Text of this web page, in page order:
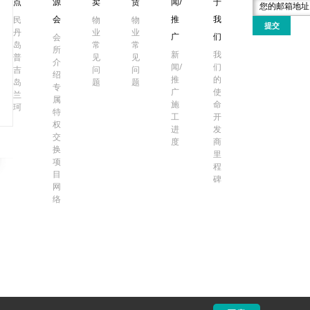
民
丹
岛
普
吉
岛
兰
珂
会
会
所
介
绍
专
属
特
权
交
换
项
目
网
络
物
业
常
见
问
题
物
业
常
见
问
题
推
广
新
闻/
推
广
施
工
进
度
我
们
我
们
的
使
命
开
发
商
里
程
碑
提交